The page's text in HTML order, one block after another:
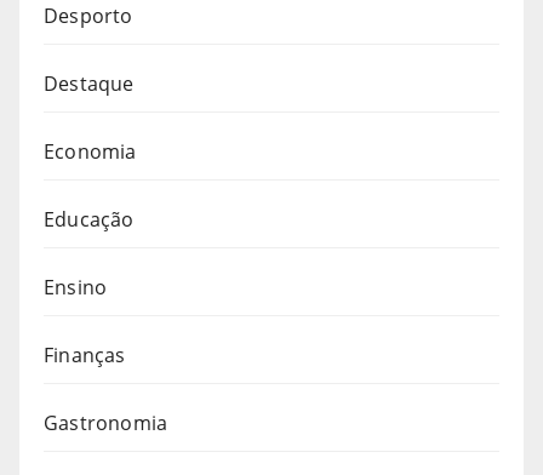
Desporto
Destaque
Economia
Educação
Ensino
Finanças
Gastronomia